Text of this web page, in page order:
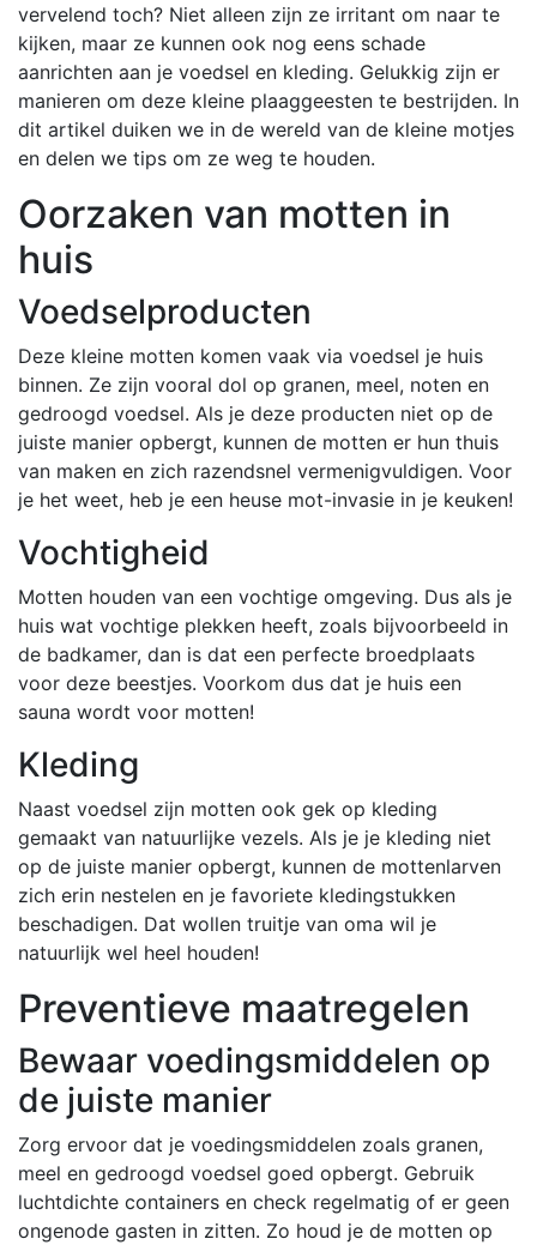
vervelend toch? Niet alleen zijn ze irritant om naar te
kijken, maar ze kunnen ook nog eens schade
aanrichten aan je voedsel en kleding. Gelukkig zijn er
manieren om deze kleine plaaggeesten te bestrijden. In
dit artikel duiken we in de wereld van de kleine motjes
en delen we tips om ze weg te houden.
Oorzaken van motten in
huis
Voedselproducten
Deze kleine motten komen vaak via voedsel je huis
binnen. Ze zijn vooral dol op granen, meel, noten en
gedroogd voedsel. Als je deze producten niet op de
juiste manier opbergt, kunnen de motten er hun thuis
van maken en zich razendsnel vermenigvuldigen. Voor
je het weet, heb je een heuse mot-invasie in je keuken!
Vochtigheid
Motten houden van een vochtige omgeving. Dus als je
huis wat vochtige plekken heeft, zoals bijvoorbeeld in
de badkamer, dan is dat een perfecte broedplaats
voor deze beestjes. Voorkom dus dat je huis een
sauna wordt voor motten!
Kleding
Naast voedsel zijn motten ook gek op kleding
gemaakt van natuurlijke vezels. Als je je kleding niet
op de juiste manier opbergt, kunnen de mottenlarven
zich erin nestelen en je favoriete kledingstukken
beschadigen. Dat wollen truitje van oma wil je
natuurlijk wel heel houden!
Preventieve maatregelen
Bewaar voedingsmiddelen op
de juiste manier
Zorg ervoor dat je voedingsmiddelen zoals granen,
meel en gedroogd voedsel goed opbergt. Gebruik
luchtdichte containers en check regelmatig of er geen
ongenode gasten in zitten. Zo houd je de motten op